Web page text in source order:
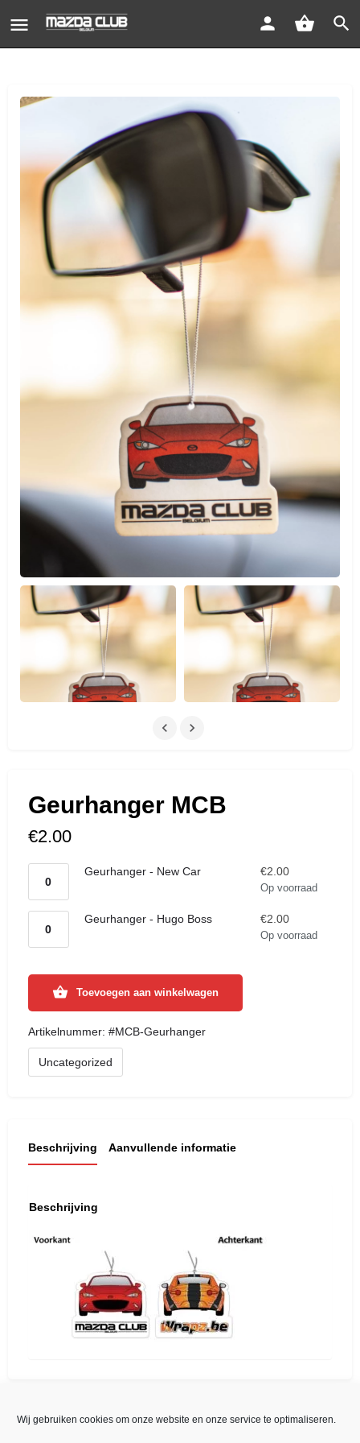
Wij gebruiken cookies om onze website en onze service te optimaliseren.
Geurhanger MCB
€2.00
Geurhanger - New Car €2.00
Op voorraad
Geurhanger - Hugo Boss €2.00
Op voorraad
Toevoegen aan winkelwagen
Artikelnummer: #MCB-Geurhanger
Uncategorized
Beschrijving Aanvullende informatie
Beschrijving